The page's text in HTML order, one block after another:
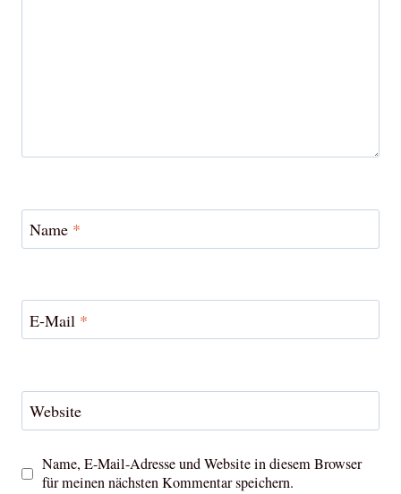
Name *
E-Mail *
Website
Name, E-Mail-Adresse und Website in diesem Browser
für meinen nächsten Kommentar speichern.